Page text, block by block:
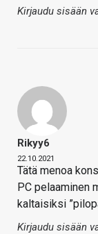
Kirjaudu sisään
Rikyy6
22.10.2021
Tätä menoa
PC pelaaminen
kaltaisiksi
Kirjaudu sisään